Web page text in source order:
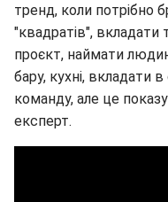
тренд, коли потрібно
"квадратів", вкладати
проєкт, наймати
бару, кухні, вкладати
команду, але це
експерт.